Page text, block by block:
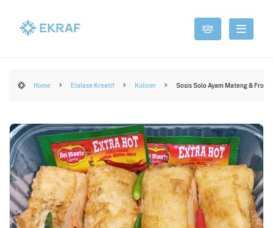
Home Etalase Kreatif Kuliner Sosis Solo Ayam Mateng &